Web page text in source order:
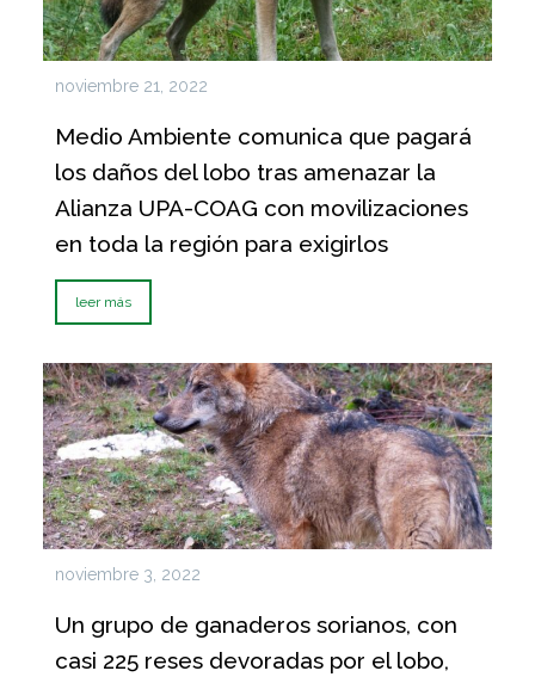
noviembre 21, 2022
Medio Ambiente comunica que pagará
los daños del lobo tras amenazar la
Alianza UPA-COAG con movilizaciones
en toda la región para exigirlos
leer más
noviembre 3, 2022
Un grupo de ganaderos sorianos, con
casi 225 reses devoradas por el lobo,